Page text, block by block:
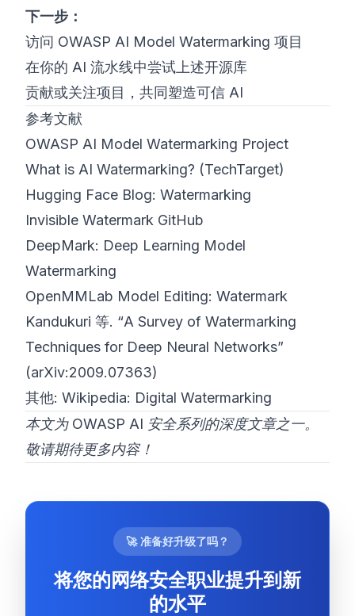
下一步：
访问 OWASP AI Model Watermarking 项目
在你的 AI 流水线中尝试上述开源库
贡献或关注项目，共同塑造可信 AI
参考文献
OWASP AI Model Watermarking Project
What is AI Watermarking? (TechTarget)
Hugging Face Blog: Watermarking
Invisible Watermark GitHub
DeepMark: Deep Learning Model
Watermarking
OpenMMLab Model Editing: Watermark
Kandukuri 等. “A Survey of Watermarking
Techniques for Deep Neural Networks”
(arXiv:2009.07363)
其他: Wikipedia: Digital Watermarking
本文为 OWASP AI 安全系列的深度文章之一。
敬请期待更多内容！
🚀 准备好升级了吗？
将您的网络安全职业提升到新
的水平